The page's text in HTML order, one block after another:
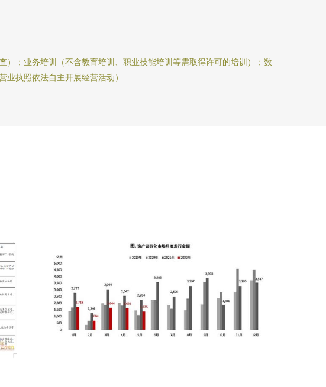
；业务培训（不含教育培训、职业技能培训等需取得许可的培训）；数
执照依法自主开展经营活动）